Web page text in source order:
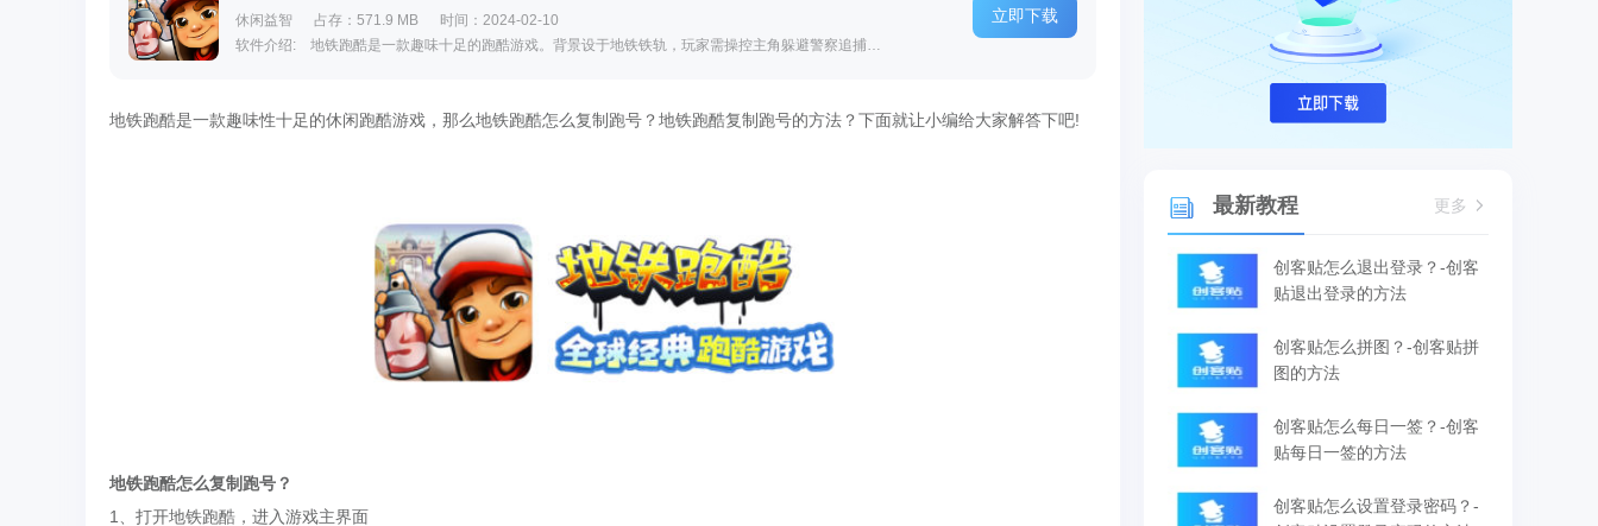
休闲益智 占存：571.9 MB
时间：2024-02-10
软件介绍: 地铁跑酷是一款趣味十足的跑酷游戏。背景设于地铁铁轨，玩家需操控主角躲避警察追捕，在障碍与火...
立即下载
地铁跑酷是一款趣味性十足的休闲跑酷游戏，那么地铁跑酷怎么复制跑号？地铁跑酷复制跑号的方法？下面就让小编给大家解答下吧!
地铁跑酷怎么复制跑号？
1、打开地铁跑酷，进入游戏主界面
最新教程 更多
创客贴怎么退出登录？-创客
贴退出登录的方法
创客贴怎么拼图？-创客贴拼
图的方法
创客贴怎么每日一签？-创客
贴每日一签的方法
创客贴怎么设置登录密码？-